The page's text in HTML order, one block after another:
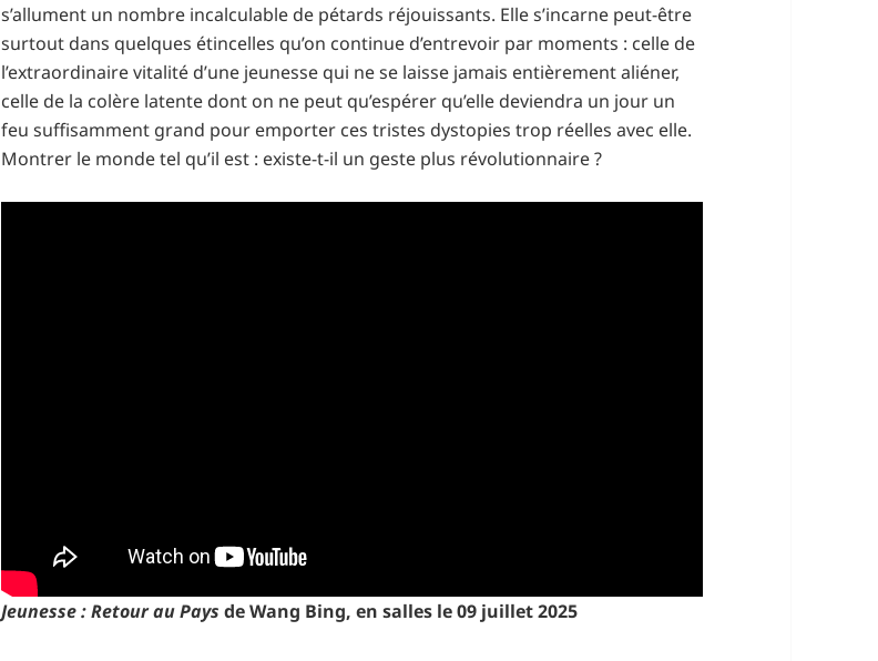
s’allument un nombre incalculable de pétards réjouissants. Elle s’incarne peut-être
surtout dans quelques étincelles qu’on continue d’entrevoir par moments : celle de
l’extraordinaire vitalité d’une jeunesse qui ne se laisse jamais entièrement aliéner,
celle de la colère latente dont on ne peut qu’espérer qu’elle deviendra un jour un
feu suffisamment grand pour emporter ces tristes dystopies trop réelles avec elle.
Montrer le monde tel qu’il est : existe-t-il un geste plus révolutionnaire ?
Jeunesse : Retour au Pays de Wang Bing, en salles le 09 juillet 2025